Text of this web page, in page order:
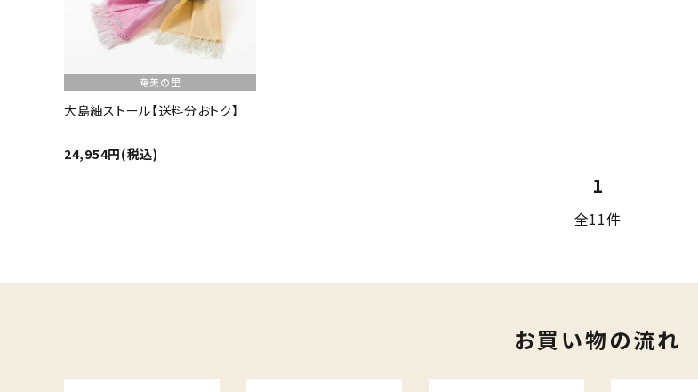
奄美の里
大島紬ストール【送料分おトク】
24,954円(税込)
1
全11件
お買い物の流れ